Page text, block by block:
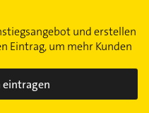
und erstellen
Eintrag, um mehr Kunden